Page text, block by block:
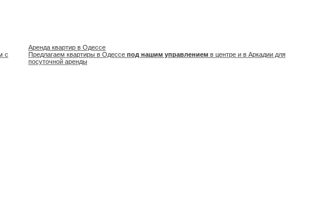
с
Аренда квартир в Одессе
Предлагаем квартиры в Одессе под нашим управлением в центре и в Аркадии для
посуточной аренды